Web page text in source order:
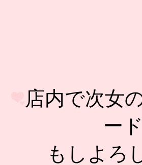
店内で次女
ー
もしよろ